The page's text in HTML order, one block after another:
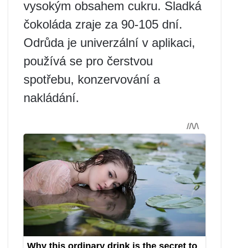
vysokým obsahem cukru. Sladká
čokoláda zraje za 90-105 dní.
Odrůda je univerzální v aplikaci,
používá se pro čerstvou
spotřebu, konzervování a
nakládání.